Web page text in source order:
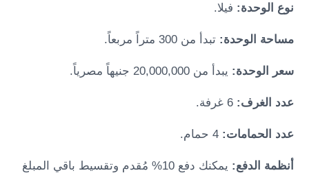
نوع الوحدة: فيلا.
مساحة الوحدة:تبدأ من 300 متراً مربعاً.
سعر الوحدة: يبدأ من 20,000,000 جنيهاً مصرياً.
عدد الغرف: 6 غرفة.
عدد الحمامات: 4 حمام.
أنظمة الدفع:
يمكنك دفع 10% مُقدم وتقسيط باقي المبلغ